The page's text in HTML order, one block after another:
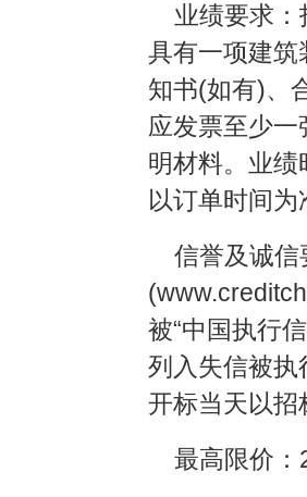
业绩要求
具有一项建筑
知书(如有)、
应发票至少
明材料。业
以订单时间为
信誉及诚信
被“中国执行
列入失信被执
开标当天以招
最高限价